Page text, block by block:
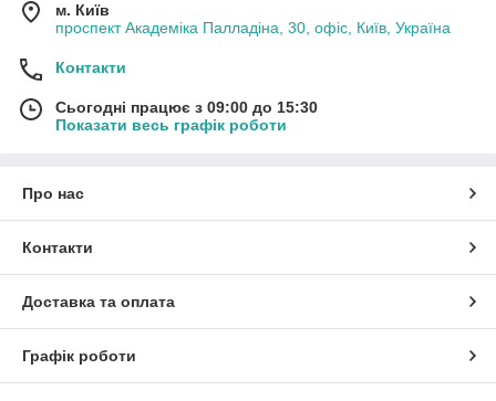
м. Київ
проспект Академіка Палладіна, 30, офіс, Київ, Україна
Контакти
Сьогодні працює з 09:00 до 15:30
Показати весь графік роботи
Про нас
Контакти
Доставка та оплата
Графік роботи